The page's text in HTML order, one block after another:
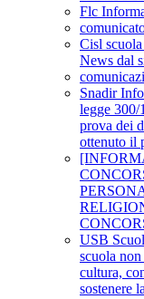
Flc
Cisl
News dal
Snadir
legge 300/
prova dei
ottenuto il
USB
scuola
cultura,
sostenere